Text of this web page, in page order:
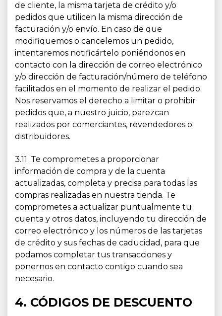
de cliente, la misma tarjeta de crédito y/o
pedidos que utilicen la misma dirección de
facturación y/o envío. En caso de que
modifiquemos o cancelemos un pedido,
intentaremos notificártelo poniéndonos en
contacto con la dirección de correo electrónico
y/o dirección de facturación/número de teléfono
facilitados en el momento de realizar el pedido.
Nos reservamos el derecho a limitar o prohibir
pedidos que, a nuestro juicio, parezcan
realizados por comerciantes, revendedores o
distribuidores.
3.11. Te comprometes a proporcionar
información de compra y de la cuenta
actualizadas, completa y precisa para todas las
compras realizadas en nuestra tienda. Te
comprometes a actualizar puntualmente tu
cuenta y otros datos, incluyendo tu dirección de
correo electrónico y los números de las tarjetas
de crédito y sus fechas de caducidad, para que
podamos completar tus transacciones y
ponernos en contacto contigo cuando sea
necesario.
4. CÓDIGOS DE DESCUENTO